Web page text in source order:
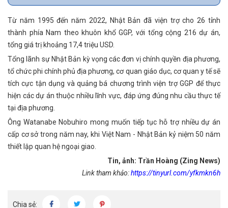
Từ năm 1995 đến năm 2022, Nhật Bản đã viện trợ cho 26 tỉnh
thành phía Nam theo khuôn khổ GGP, với tổng cộng 216 dự án,
tổng giá trị khoảng 17,4 triệu USD.
Tổng lãnh sự Nhật Bản kỳ vọng các đơn vị chính quyền địa phương,
tổ chức phi chính phủ địa phương, cơ quan giáo dục, cơ quan y tế sẽ
tích cực tận dụng và quảng bá chương trình viện trợ GGP để thực
hiện các dự án thuộc nhiều lĩnh vực, đáp ứng đúng nhu cầu thực tế
tại địa phương.
Ông Watanabe Nobuhiro mong muốn tiếp tục hỗ trợ nhiều dự án
cấp cơ sở trong năm nay, khi Việt Nam - Nhật Bản kỷ niệm 50 năm
thiết lập quan hệ ngoại giao.
Tin, ảnh: Trần Hoàng (Zing News)
Link tham khảo:https://tinyurl.com/yfkmkn6h
Chia sẻ: